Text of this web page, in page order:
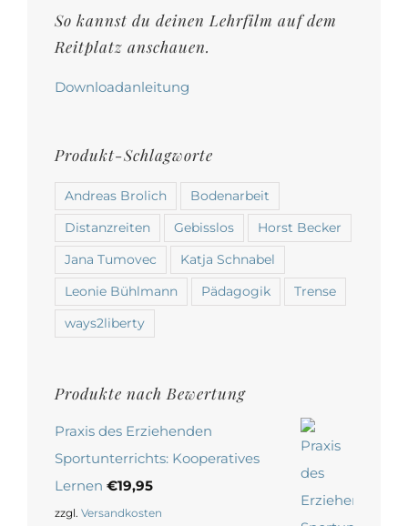
Produktseite
gewählt
werden
So kannst du deinen Lehrfilm auf dem
Reitplatz anschauen.
Downloadanleitung
Produkt-Schlagworte
Andreas Brolich Bodenarbeit
Distanzreiten Gebisslos Horst Becker
Jana Tumovec Katja Schnabel
Leonie Bühlmann Pädagogik Trense
ways2liberty
Produkte nach Bewertung
Praxis des Erziehenden
Sportunterrichts: Kooperatives
Lernen €19,95
zzgl. Versandkosten